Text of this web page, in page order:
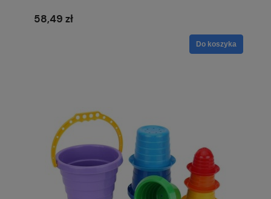
58,49 zł
Do koszyka